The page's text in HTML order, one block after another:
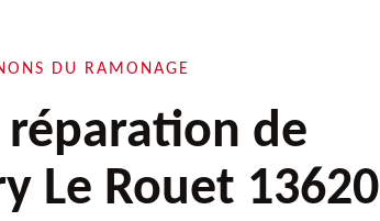
DU RAMONAGE
réparation de
Le Rouet 13620